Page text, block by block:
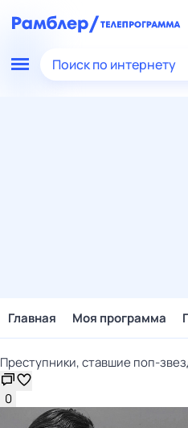
Поиск по интернету
Главная Моя программа
Преступники, ставшие поп-
0